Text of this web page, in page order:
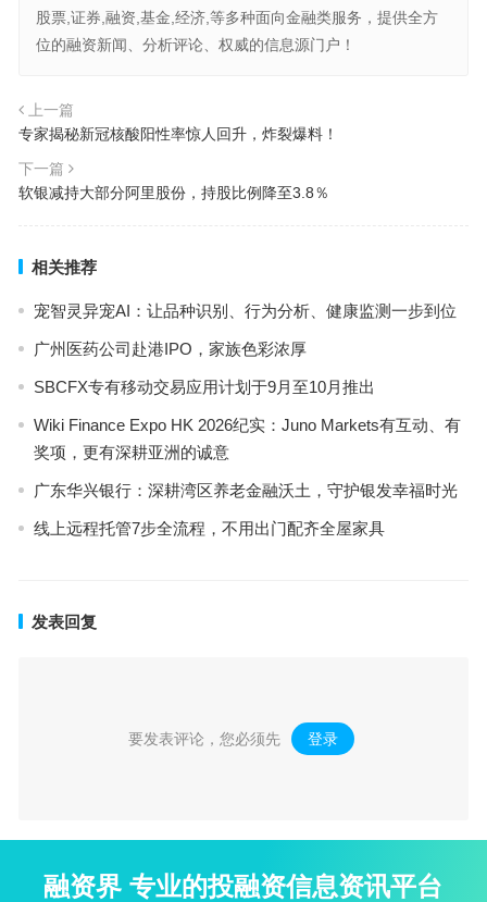
股票,证券,融资,基金,经济,等多种面向金融类服务，提供全方
位的融资新闻、分析评论、权威的信息源门户！
上一篇
专家揭秘新冠核酸阳性率惊人回升，炸裂爆料！
下一篇
软银减持大部分阿里股份，持股比例降至3.8％
相关推荐
宠智灵异宠AI：让品种识别、行为分析、健康监测一步到位
广州医药公司赴港IPO，家族色彩浓厚
SBCFX专有移动交易应用计划于9月至10月推出
Wiki Finance Expo HK 2026纪实：Juno Markets有互动、有
奖项，更有深耕亚洲的诚意
广东华兴银行：深耕湾区养老金融沃土，守护银发幸福时光
线上远程托管7步全流程，不用出门配齐全屋家具
发表回复
要发表评论，您必须先 登录 。
融资界 专业的投融资信息资讯平台